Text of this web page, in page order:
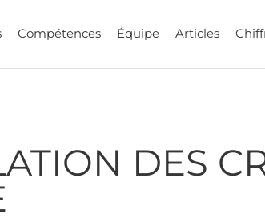
Compétences Équipe Articles
DES